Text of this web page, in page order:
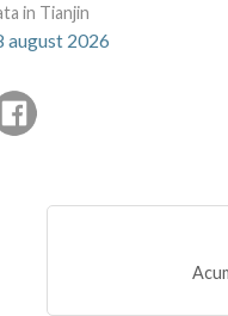
in Tianjin
august 2026